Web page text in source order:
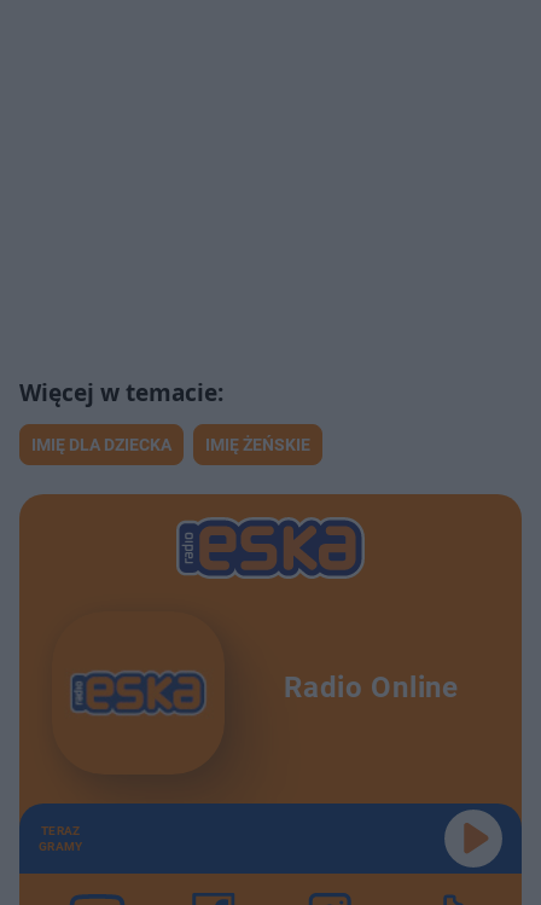
IMIĘ DLA DZIECKA IMIĘ ŻEŃSKIE
Radio Online
TERAZ
GRAMY